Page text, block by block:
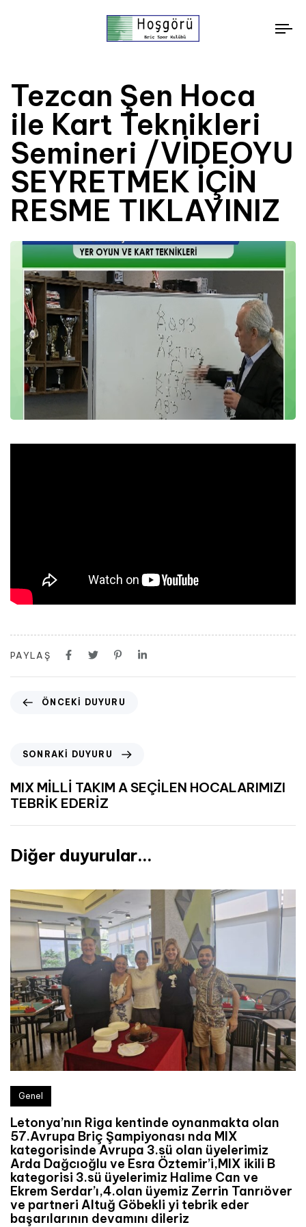
Tezcan Şen Hoca
ile Kart Teknikleri
Semineri /VİDEOYU
SEYRETMEK İÇİN
RESME TIKLAYINIZ
PAYLAŞ
ÖNCEKI DUYURU
SONRAKI DUYURU
MIX MİLLİ TAKIM A SEÇİLEN HOCALARIMIZI
TEBRİK EDERİZ
Diğer duyurular...
Genel
Letonya’nın Riga kentinde oynanmakta olan
57.Avrupa Briç Şampiyonası nda MIX
kategorisinde Avrupa 3.sü olan üyelerimiz
Arda Dağcıoğlu ve Esra Öztemir’i,MIX ikili B
kategorisi 3.sü üyelerimiz Halime Can ve
Ekrem Serdar’ı,4.olan üyemiz Zerrin Tanrıöver
ve partneri Altuğ Göbekli yi tebrik eder
başarılarının devamını dileriz